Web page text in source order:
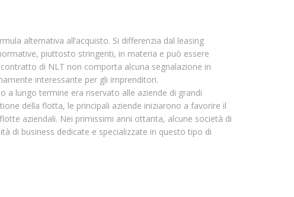
alternativa all’acquisto. Si differenzia dal leasing
piuttosto stringenti, in materia e può essere
di NLT non comporta alcuna segnalazione in
interessante per gli imprenditori.
a lungo termine era riservato alle aziende di grandi
della flotta, le principali aziende iniziarono a favorire il
aziendali. Nei primissimi anni ottanta, alcune società di
di business dedicate e specializzate in questo tipo di